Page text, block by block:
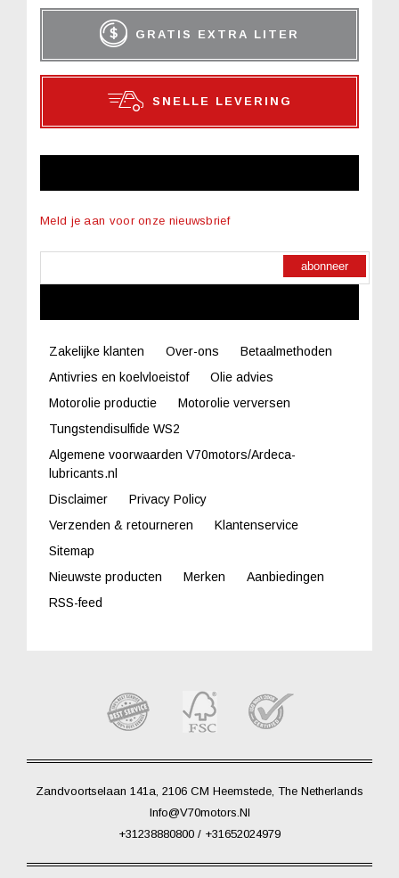
GRATIS EXTRA LITER
SNELLE LEVERING
Meld je aan voor onze nieuwsbrief
abonneer
Zakelijke klanten Over-ons
Betaalmethoden
Antivries en koelvloeistof
Olie advies
Motorolie productie
Motorolie verversen
Tungstendisulfide WS2
Algemene voorwaarden V70motors/Ardeca-
lubricants.nl
Disclaimer
Privacy Policy
Verzenden & retourneren
Klantenservice
Sitemap
Nieuwste producten
Merken
Aanbiedingen
RSS-feed
Zandvoortselaan 141a, 2106 CM Heemstede, The Netherlands
Info@V70motors.nl
+31238880800 / +31652024979